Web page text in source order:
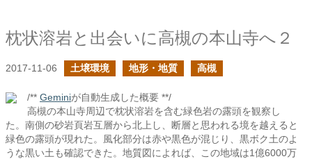
枕状溶岩と出会いに高槻の本山寺へ２
2017-11-06 土壌環境 地形・地質 高槻
/** Geminiが自動生成した概要 **/
高槻の本山寺周辺で枕状溶岩を含む緑色岩の露頭を観察し
た。南側の砂岩頁岩互層から北上し、断層と思われる境を越えると
緑色の露頭が現れた。風化部分は赤や黒色が混じり、黒ボク土のよ
うな黒い土も確認できた。地質図によれば、この地域は1億6000万